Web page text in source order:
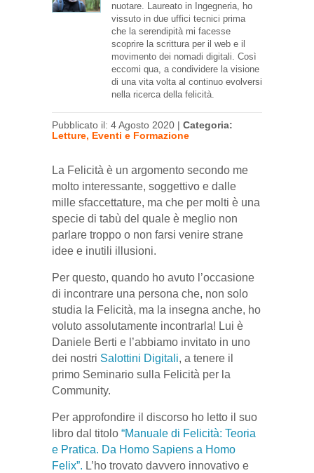
nuotare. Laureato in Ingegneria, ho
vissuto in due uffici tecnici prima
che la serendipità mi facesse
scoprire la scrittura per il web e il
movimento dei nomadi digitali. Così
eccomi qua, a condividere la visione
di una vita volta al continuo evolversi
nella ricerca della felicità.
Pubblicato il: 4 Agosto 2020 | Categoria:
Letture, Eventi e Formazione
La Felicità è un argomento secondo me
molto interessante, soggettivo e dalle
mille sfaccettature, ma che per molti è una
specie di tabù del quale è meglio non
parlare troppo o non farsi venire strane
idee e inutili illusioni.
Per questo, quando ho avuto l’occasione
di incontrare una persona che, non solo
studia la Felicità, ma la insegna anche, ho
voluto assolutamente incontrarla! Lui è
Daniele Berti e l’abbiamo invitato in uno
dei nostri Salottini Digitali, a tenere il
primo Seminario sulla Felicità per la
Community.
Per approfondire il discorso ho letto il suo
libro dal titolo “Manuale di Felicità: Teoria
e Pratica. Da Homo Sapiens a Homo
Felix”. L’ho trovato davvero innovativo e